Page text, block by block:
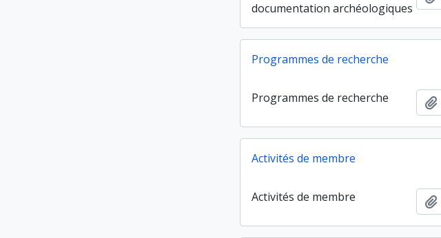
documentation archéologiques
Programmes de recherche
Programmes de recherche
Activités de membre
Activités de membre